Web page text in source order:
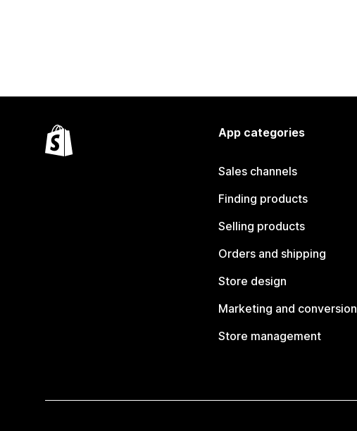
App categories
Sales channels
Finding products
Selling products
Orders and shipping
Store design
Marketing and conversion
Store management